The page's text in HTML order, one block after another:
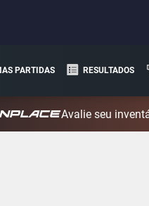
PARTIDAS RESULTADOS
Avalie seu